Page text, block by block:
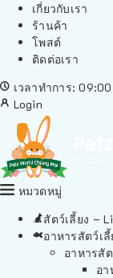
เกี่ยวกับเรา
ร้านค้า
โพสต์
ติดต่อเรา
เวลาทำการ:
Login
หมวดหมู่
สัตว์เลี้ยง –
อาหารสัตว์เ
อาหารสั
อา